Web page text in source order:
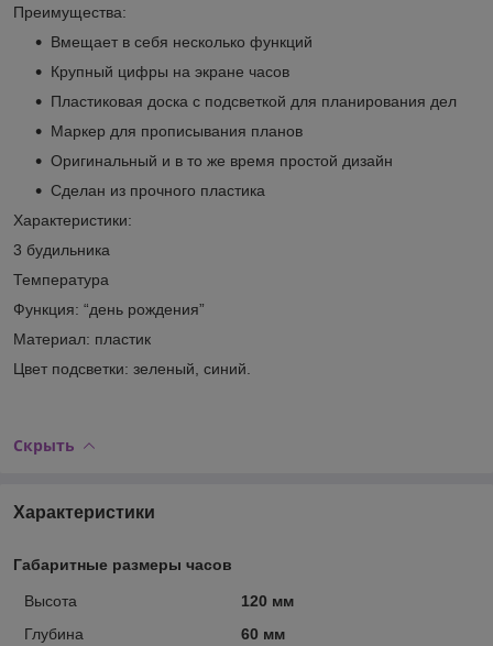
Преимущества:
Вмещает в себя несколько функций
Крупный цифры на экране часов
Пластиковая доска с подсветкой для планирования дел
Маркер для прописывания планов
Оригинальный и в то же время простой дизайн
Сделан из прочного пластика
Характеристики:
3 будильника
Температура
Функция: “день рождения”
Материал: пластик
Цвет подсветки: зеленый, синий.
Скрыть
Характеристики
Габаритные размеры часов
Высота
120 мм
Глубина
60 мм